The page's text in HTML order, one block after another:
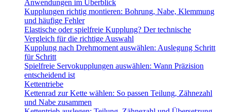
Anwendungen im Überblick
Kupplungen richtig montieren: Bohrung, Nabe, Klemmung
und häufige Fehler
Elastische oder spielfreie Kupplung? Der technische
Vergleich für die richtige Auswahl
Kupplung nach Drehmoment auswählen: Auslegung Schritt
für Schritt
Spielfreie Servokupplungen auswählen: Wann Präzision
entscheidend ist
Kettentriebe
Kettenrad zur Kette wählen: So passen Teilung, Zähnezahl
und Nabe zusammen